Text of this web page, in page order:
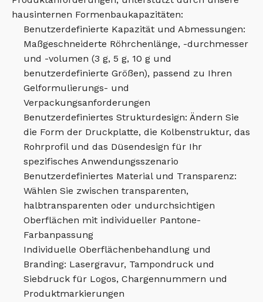
hausinternen Formenbaukapazitäten:
Benutzerdefinierte Kapazität und Abmessungen:
Maßgeschneiderte Röhrchenlänge, -durchmesser
und -volumen (3 g, 5 g, 10 g und
benutzerdefinierte Größen), passend zu Ihren
Gelformulierungs- und
Verpackungsanforderungen
Benutzerdefiniertes Strukturdesign: Ändern Sie
die Form der Druckplatte, die Kolbenstruktur, das
Rohrprofil und das Düsendesign für Ihr
spezifisches Anwendungsszenario
Benutzerdefiniertes Material und Transparenz:
Wählen Sie zwischen transparenten,
halbtransparenten oder undurchsichtigen
Oberflächen mit individueller Pantone-
Farbanpassung
Individuelle Oberflächenbehandlung und
Branding: Lasergravur, Tampondruck und
Siebdruck für Logos, Chargennummern und
Produktmarkierungen